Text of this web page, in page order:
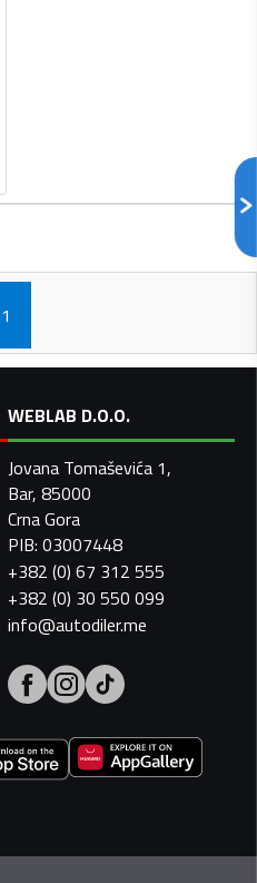
1
WEBLAB D.O.O.
Jovana Tomaševića 1,
Bar, 85000
Crna Gora
PIB: 03007448
+382 (0) 67 312 555
+382 (0) 30 550 099
info@autodiler.me